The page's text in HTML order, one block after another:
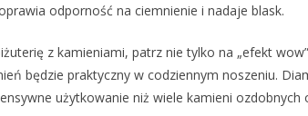
odporność na ciemnienie i nadaje blask.
z kamieniami, patrz nie tylko na „efekt
będzie praktyczny w codziennym noszeniu.
użytkowanie niż wiele kamieni ozdobnych